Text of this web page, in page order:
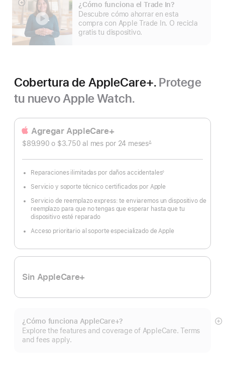
¿Cómo funciona el Trade In?
Descubre cómo ahorrar en esta
compra con Apple Trade In. O recicla
gratis tu dispositivo.
Mostrar
más
Cobertura de AppleCare+. Protege
tu nuevo Apple Watch.
Agregar AppleCare+
$89.990 o $3.750 al mes Al
por 24 mesesmeses
pie
página
∆
Reparaciones ilimitadas por daños accidentales
Nota
pie
◊
Servicio y soporte técnico certificados por Apple
Servicio de reemplazo express: te enviaremos un dispositivo de
reemplazo para que no tengas que esperar hasta que tu
dispositivo esté reparado
Acceso prioritario al soporte especializado de Apple
Sin AppleCare+
¿Cómo funciona AppleCare+?
Explore the features and coverage of AppleCare. Terms
and fees apply.